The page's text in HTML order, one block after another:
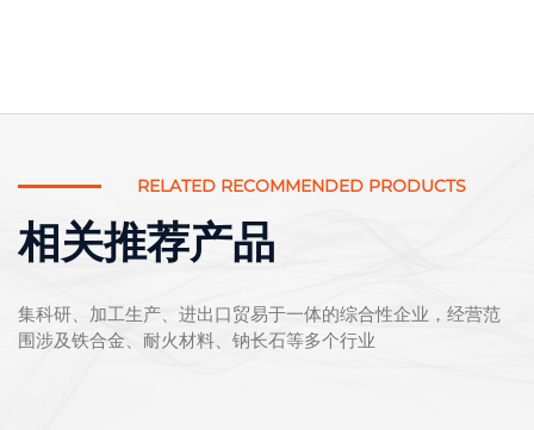
RELATED RECOMMENDED PRODUCTS
相关推荐产品
集科研、加工生产、进出口贸易于一体的综合性企业，经营范
围涉及铁合金、耐火材料、钠长石等多个行业